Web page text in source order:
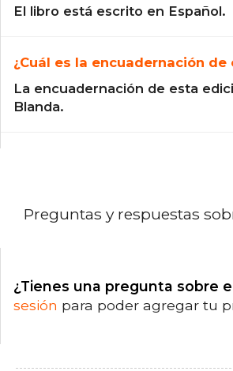
El libro está escrito en Español.
¿Cuál es la encuadernación de
La encuadernación de esta
Blanda.
Preguntas y respuestas
¿Tienes una pregunta sobre
sesión para poder agregar tu